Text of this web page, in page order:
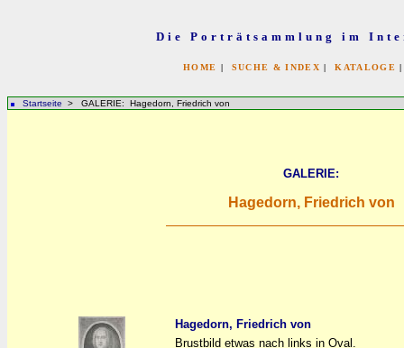
Die Porträtsammlung im
HOME | SUCHE & INDEX |KATALOGE
Startseite > GALERIE: Hagedorn, Friedrich von
GALERIE:
Hagedorn, Friedrich von
Hagedorn, Friedrich von
Brustbild etwas nach links in Oval.